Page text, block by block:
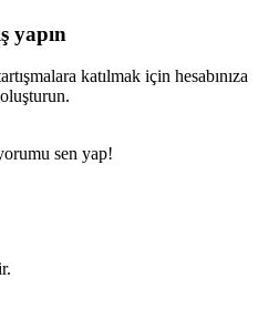
yapın
katılmak için hesabınıza
sen yap!